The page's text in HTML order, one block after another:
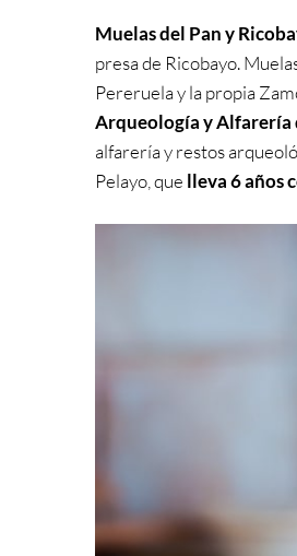
Muelas del Pan y
presa de Ricobayo.
Pereruela y la propia
Arqueología y Alfarería
alfarería y restos
Pelayo, que lleva 6 años